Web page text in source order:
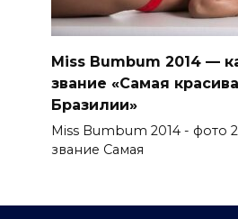
Miss Bumbum 2014 —
звание «Самая
Бразилии»
Miss Bumbum 2014 - фото
звание Самая